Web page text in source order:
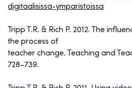
digitaalisissa-ymparistoissa
Tripp T.R. & Rich P. 2012. The
the process of
teacher change. Teaching and
728–739.